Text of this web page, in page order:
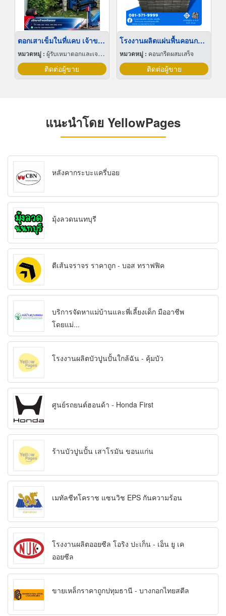
ตอกเสาเข็มในที่แคบ เจ้าของรับงานเอง ราคาพิเศษ
หมวดหมู่ : ผู้รับเหมาตอกและเจาะเสาเข็ม
ติดต่อผู้ขาย
โรงงานผลิตแผ่นพื้นคอนกรีตสำเร็จรูปใกล้ฉัน
หมวดหมู่ : คอนกรีตผสมเสร็จ
ติดต่อผู้ขาย
แนะนำโดย YellowPages
หลังคากระบะแครี่บอย
มุ้งลวดนนทบุรี
ตีเส้นจราจร ราคาถูก - บอส ทราฟฟิค
บริการจัดหาแม่บ้านและพี่เลี้ยงเด็ก มืออาชีพ
โดยแม่...
โรงงานผลิตบัวปูนปั้นใกล้ฉัน - คุ้มบัว
ศูนย์รถยนต์ฮอนด้า - Honda First
ร้านบัวปูนปั้น เสาโรมัน ขอนแก่น
เมทัลชีทโคราช แซนวิช EPS กันความร้อน
โรงงานผลิตออยซีล โอริง ปะเก็น - เอ็น ยู เค
ออยซีล
ขายเหล็กราคาถูกปทุมธานี - บางกอกไทยสตีล